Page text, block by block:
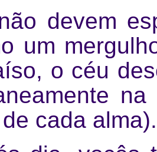
devem
um
o céu
cada alma).